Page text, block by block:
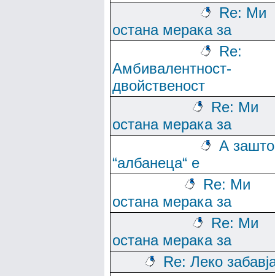
Re: Ми
остана мерака за
Re:
Амбивалентност-
двойственост
Re: Ми
остана мерака за
А зашто
“албанеца“ е
Re: Ми
остана мерака за
Re: Ми
остана мерака за
Re: Леко